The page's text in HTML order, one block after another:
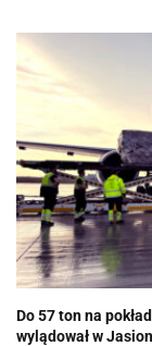
Do 57 ton na
wylądował w